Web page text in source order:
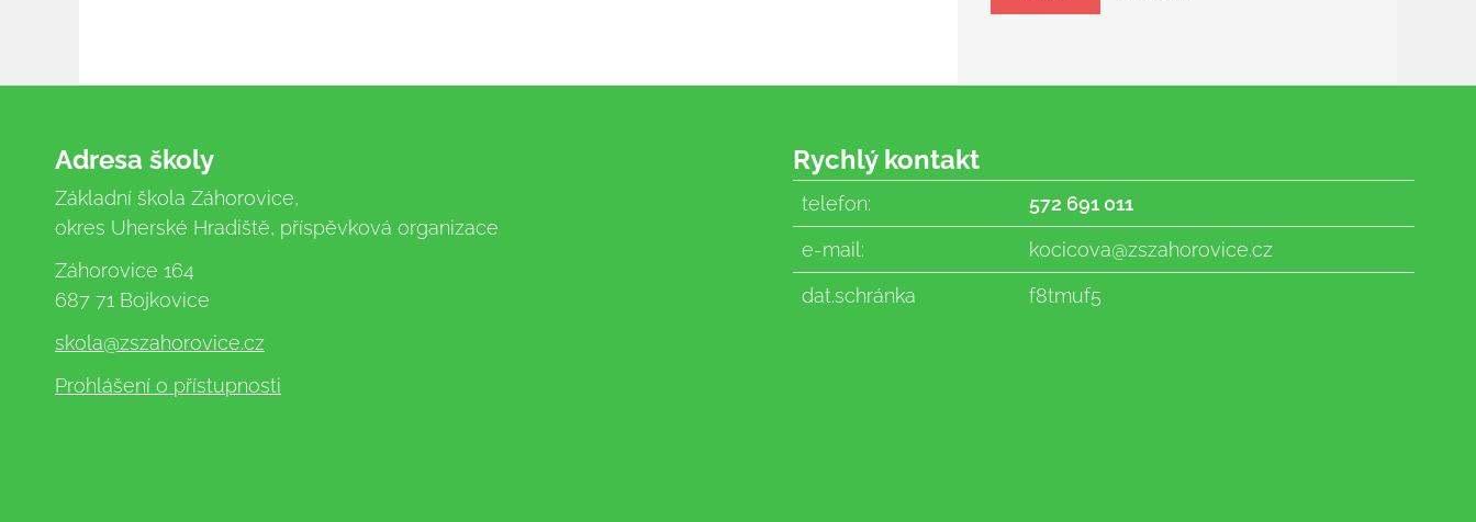
Adresa školy
Základní škola Záhorovice,
okres Uherské Hradiště, příspěvková organizace
Záhorovice 164
687 71 Bojkovice
skola@zszahorovice.cz
Prohlášení o přístupnosti
Rychlý kontakt
telefon:
572 691 011
e-mail:
kocicova@zszahorovice.cz
dat.schránka
f8tmuf5